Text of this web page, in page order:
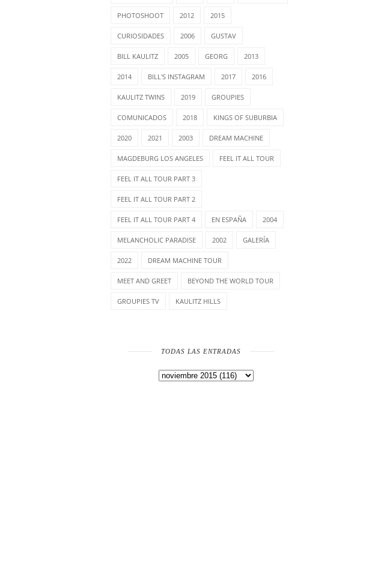
PHOTOSHOOT 2012 2015
CURIOSIDADES 2006 GUSTAV
BILL KAULITZ 2005 GEORG 2013
2014 BILL'S INSTAGRAM 2017 2016
KAULITZ TWINS 2019 GROUPIES
COMUNICADOS 2018 KINGS OF SUBURBIA
2020 2021 2003 DREAM MACHINE
MAGDEBURG LOS ANGELES FEEL IT ALL TOUR
FEEL IT ALL TOUR PART 3
FEEL IT ALL TOUR PART 2
FEEL IT ALL TOUR PART 4 EN ESPAÑA 2004
MELANCHOLIC PARADISE 2002 GALERÍA
2022 DREAM MACHINE TOUR
MEET AND GREET BEYOND THE WORLD TOUR
GROUPIES TV KAULITZ HILLS
TODAS LAS ENTRADAS